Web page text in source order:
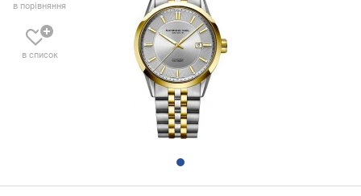
в порівняння
в список